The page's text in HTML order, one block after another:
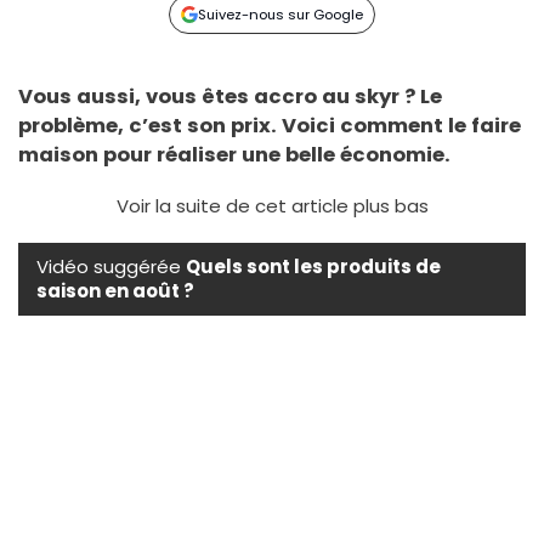
Suivez-nous sur Google
Vous aussi, vous êtes accro au skyr ? Le
problème, c’est son prix. Voici comment le faire
maison pour réaliser une belle économie.
Voir la suite de cet article plus bas
Vidéo suggérée Quels sont les produits de
saison en août ?